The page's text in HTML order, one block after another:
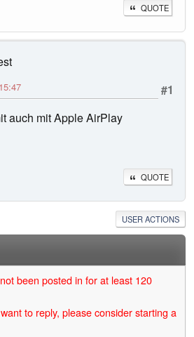
QUOTE
#1
auch mit Apple AirPlay
QUOTE
USER ACTIONS
been posted in for at least 120
to reply, please consider starting a